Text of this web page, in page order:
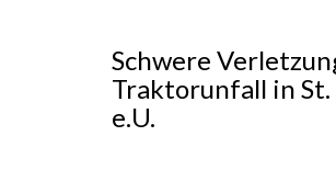
Schwere
Traktorunfall in
e.U.